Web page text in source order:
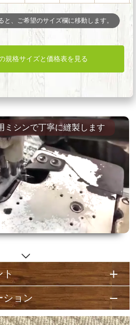
と、ご希望のサイズ欄に移動します。
規格サイズと価格表を見る
ミシンで丁寧に縫製します
ト
ション